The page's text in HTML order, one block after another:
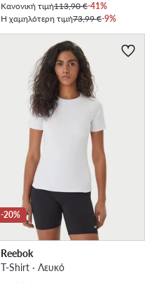
Κανονική τιμή113,90 €-41%
Η χαμηλότερη τιμή73,99 €-9%
-20%
Reebok
T-Shirt · Λευκό